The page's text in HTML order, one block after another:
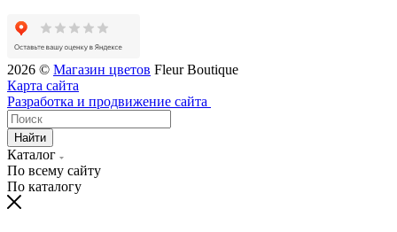
2026 © Магазин цветов Fleur Boutique
Карта сайта
Разработка и продвижение сайта
Найти
Каталог
По всему сайту
По каталогу